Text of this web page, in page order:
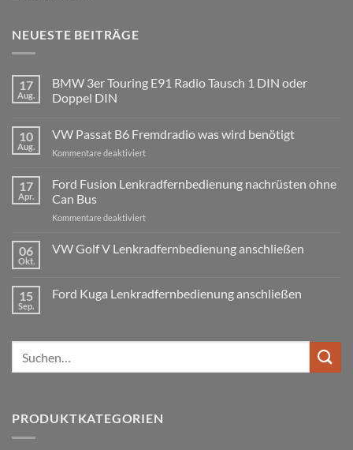
NEUESTE BEITRÄGE
17
Aug.
BMW 3er Touring E91 Radio Tausch 1 DIN oder
Doppel DIN
zu
3er
Radio
Tausch
1
DIN
DIN
10
Aug.
VW Passat B6 Fremdradio was wird benötigt
Kommentare deaktiviertfür
Passat
was
benötigt
17
Apr.
Ford Fusion Lenkradfernbedienung nachrüsten ohne
Can Bus
Kommentare deaktiviertfür
Fusion
Lenkradfernbedienung
Can
06
Okt.
VW Golf V Lenkradfernbedienung anschließen
VW
15
Sep.
Ford Kuga Lenkradfernbedienung anschließen
Ford
Lenkradfernbedienung
anschließen
PRODUKTKATEGORIEN